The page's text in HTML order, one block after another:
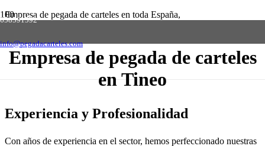
658591592
info@pegadacarteles.com
Empresa de pegada de carteles en toda España,
solicite presupuesto sin compromiso
Empresa de pegada de carteles
en Tineo
Experiencia y Profesionalidad
Con años de experiencia en el sector, hemos perfeccionado nuestras